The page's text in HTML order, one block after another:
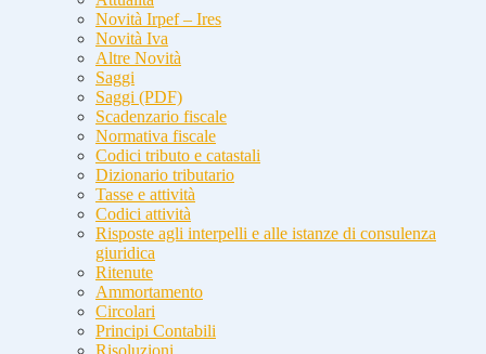
Novità Irpef – Ires
Novità Iva
Altre Novità
Saggi
Saggi (PDF)
Scadenzario fiscale
Normativa fiscale
Codici tributo e catastali
Dizionario tributario
Tasse e attività
Codici attività
Risposte agli interpelli e alle istanze di consulenza
giuridica
Ritenute
Ammortamento
Circolari
Principi Contabili
Risoluzioni